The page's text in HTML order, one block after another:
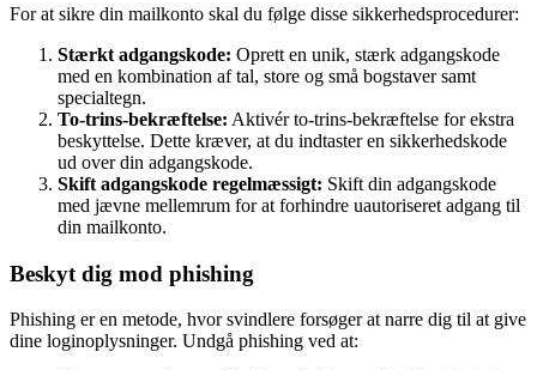
For at sikre din mailkonto skal du følge disse sikkerhedsprocedurer:
Stærkt adgangskode: Oprett en unik, stærk adgangskode
med en kombination af tal, store og små bogstaver samt
specialtegn.
To-trins-bekræftelse: Aktivér to-trins-bekræftelse for ekstra
beskyttelse. Dette kræver, at du indtaster en sikkerhedskode
ud over din adgangskode.
Skift adgangskode regelmæssigt: Skift din adgangskode
med jævne mellemrum for at forhindre uautoriseret adgang til
din mailkonto.
Beskyt dig mod phishing
Phishing er en metode, hvor svindlere forsøger at narre dig til at give
dine loginoplysninger. Undgå phishing ved at: